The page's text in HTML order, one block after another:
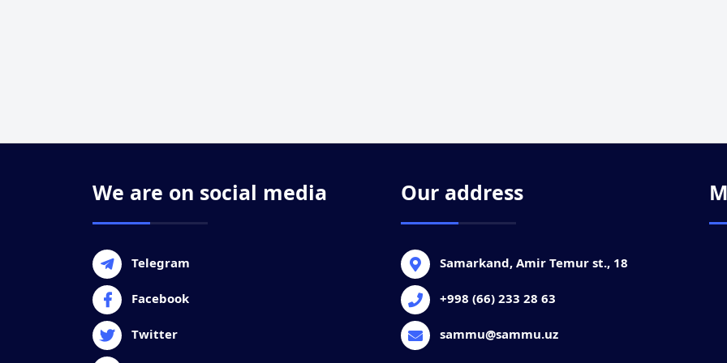
We are on social media
Telegram
Facebook
Twitter
Our address
Samarkand, Amir Temur st., 18
+998 (66) 233 28 63
sammu@sammu.uz